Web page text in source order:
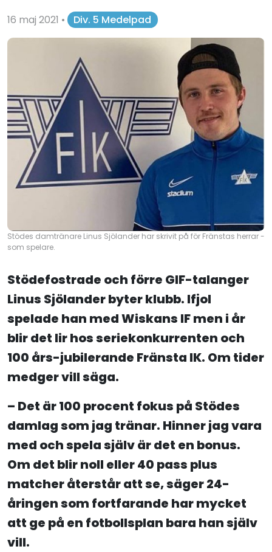
16 maj 2021 • Div. 5 Medelpad
Stödes damtränare Linus Sjölander har skrivit på för Fränstas herrar -
som spelare.
Stödefostrade och förre GIF-talanger
Linus Sjölander byter klubb. Ifjol
spelade han med Wiskans IF men i år
blir det lir hos seriekonkurrenten och
100 års-jubilerande Fränsta IK. Om tider
medger vill säga.
– Det är 100 procent fokus på Stödes
damlag som jag tränar. Hinner jag vara
med och spela själv är det en bonus.
Om det blir noll eller 40 pass plus
matcher återstår att se, säger 24-
åringen som fortfarande har mycket
att ge på en fotbollsplan bara han själv
vill.